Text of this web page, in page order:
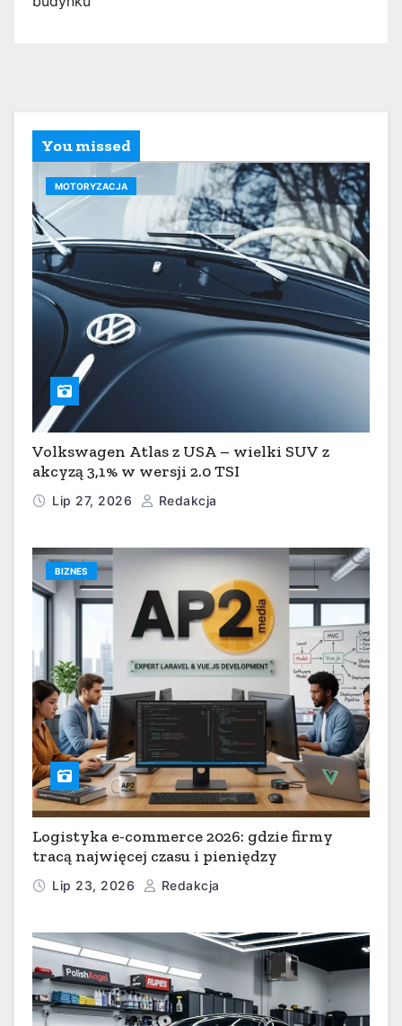
You missed
MOTORYZACJA
Volkswagen Atlas z USA – wielki SUV z
akcyzą 3,1% w wersji 2.0 TSI
Lip 27, 2026 Redakcja
BIZNES
Logistyka e-commerce 2026: gdzie firmy
tracą najwięcej czasu i pieniędzy
Lip 23, 2026 Redakcja